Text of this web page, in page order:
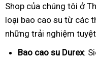
Shop của chúng tôi ở
loại bao cao su từ các
những trải nghiệm
Bao cao su Durex: